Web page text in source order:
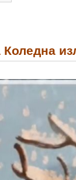
Коледна